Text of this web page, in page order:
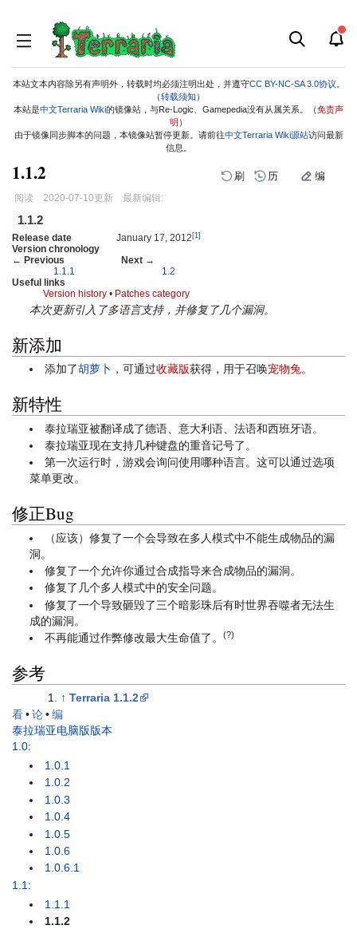
本站文本内容除另有声明外，转载时均必须注明出处，并遵守CC BY-NC-SA 3.0协议
（转载须知 ）
本站是中文Terraria Wiki的镜像站，与Re-Logic、Gamepedia没有从属关系。（免责声
明 ）
由于镜像同步脚本的问题，本镜像站暂停更新。请前往中文Terraria Wiki源站访问最新
信息。
1.1.2 刷 历 编
阅读 2020-07-10更新 最新编辑:
跳
到
导
航
跳
到
搜
索
1.1.2
Release date January 17, 2012 [1]
Version chronology
← Previous
Next →
1.1.1
1.2
Useful links
Version history• Patches category
本次更新引入了多语言支持，并修复了几个漏洞。
新添加
添加了胡萝卜 ，可通过收藏版获得，用于召唤宠物兔。
新特性
泰拉瑞亚被翻译成了德语、意大利语、法语和西班牙语。
泰拉瑞亚现在支持几种键盘的重音记号了。
第一次运行时，游戏会询问使用哪种语言。这可以通过选项
菜单更改。
修正Bug
（应该）修复了一个会导致在多人模式中不能生成物品的漏
洞。
修复了一个允许你通过合成指导来合成物品的漏洞。
修复了几个多人模式中的安全问题。
修复了一个导致砸毁了三个暗影珠后有时世界吞噬者无法生
成的漏洞。
不再能通过作弊修改最大生命值了。(?)
参考
↑ Terraria 1.1.2
看•论•编
泰拉瑞亚电脑版版本
1.0:
1.0.1
1.0.2
1.0.3
1.0.4
1.0.5
1.0.6
1.0.6.1
1.1 :
1.1.1
1.1.2